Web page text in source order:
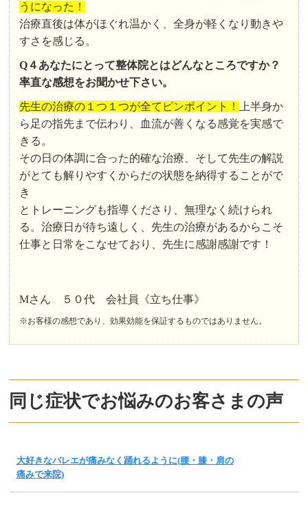
うになった！
治療直後は体がほぐれ温かく、全身が軽くなり動きや
すさを感じる。
Q４あなたにとって整体院とはどんなところですか？
率直な感想をお聞かせ下さい。
先生の治療の１つ１つが全てピンポイント！上半身か
ら足の指先まで伝わり、血流が善くなる感覚を実感で
きる。
その日の体調に合った的確な治療、そして先生の解説
がとても解りやすくからだの状態を納得することがで
き
とトレーニングも指導くださり、無理なく続けられ
る。治療日が待ち遠しく、先生の治療があるからこそ
仕事と日常をこなせており、先生に感謝感謝です！
Mさん ５０代 会社員《立ち仕事》
※お客様の感想であり、効果効能を保証するものではありません。
同じ症状でお悩みのお客さまの声
大好きなバレエが痛みなく踊れるように(腰・膝・肩の
痛みで来院)